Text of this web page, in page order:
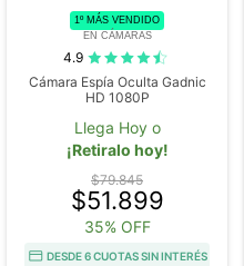
1º MÁS VENDIDO
EN CÁMARAS
4.9
Cámara Espía Oculta Gadnic
HD 1080P
Llega Hoy o
¡Retiralo hoy!
$79.845
$51.899
35% OFF
DESDE 6 CUOTAS SIN INTERÉS